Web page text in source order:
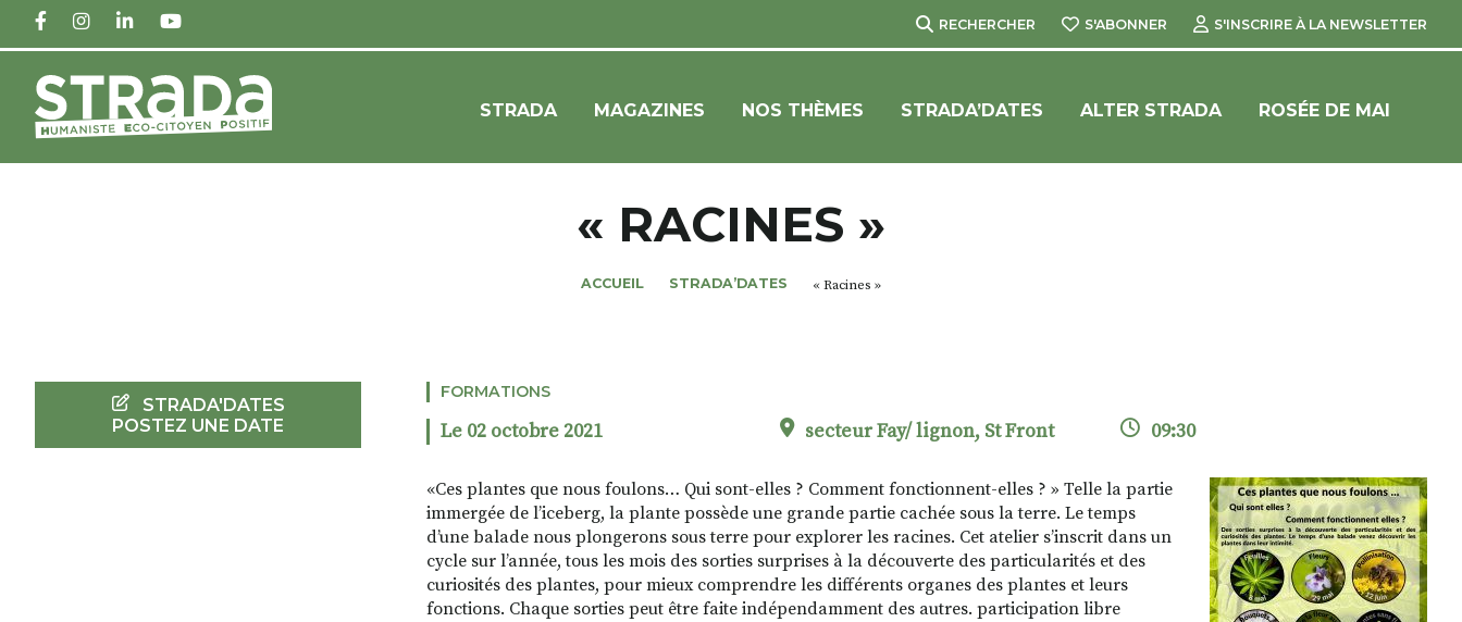
FACEBOOKINSTAGRAM
LINKEDINYOUTUBE RECHERCHER S'ABONNER S'INSCRIRE À LA NEWSLETTER
STRADA MAGAZINES NOS THÈMES STRADA’DATES ALTER STRADA ROSÉE DE MAI
« RACINES »
ACCUEIL STRADA’DATES « Racines »
FORMATIONS
Le 02 octobre 2021 secteur Fay/ lignon, St Front 09:30
«Ces plantes que nous foulons… Qui sont-elles ? Comment fonctionnent-elles ? » Telle la partie
immergée de l’iceberg, la plante possède une grande partie cachée sous la terre. Le temps
d’une balade nous plongerons sous terre pour explorer les racines. Cet atelier s’inscrit dans un
cycle sur l’année, tous les mois des sorties surprises à la découverte des particularités et des
curiosités des plantes, pour mieux comprendre les différents organes des plantes et leurs
fonctions. Chaque sorties peut être faite indépendamment des autres. participation libre
STRADA'DATES
POSTEZ UNE DATE